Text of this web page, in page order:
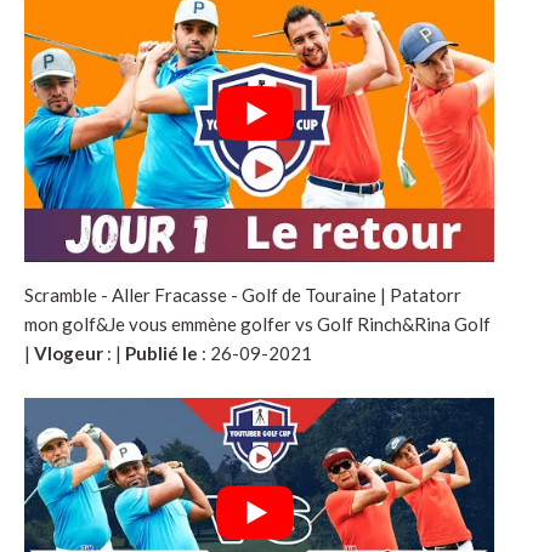
Scramble - Aller Fracasse - Golf de Touraine | Patatorr
mon golf&Je vous emmène golfer vs Golf Rinch&Rina Golf
| Vlogeur : | Publié le : 26-09-2021